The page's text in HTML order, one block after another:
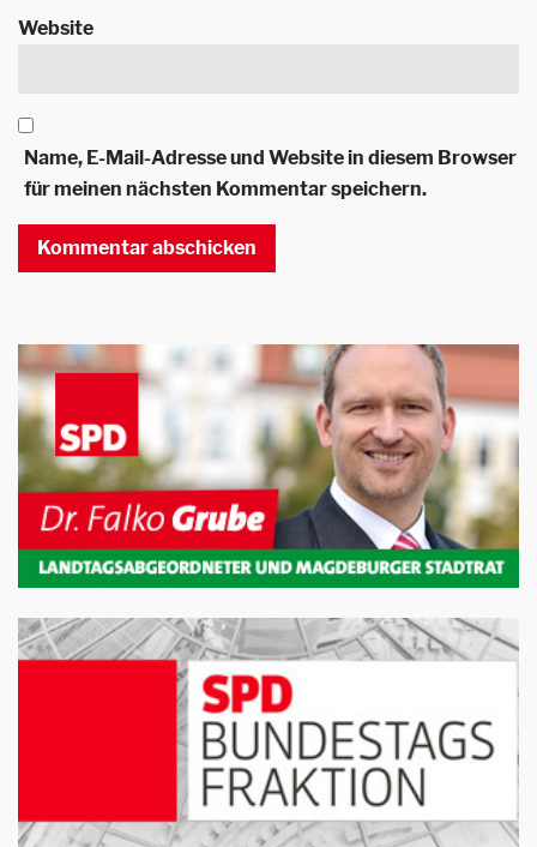
Website
Name, E-Mail-Adresse und Website in diesem Browser
für meinen nächsten Kommentar speichern.